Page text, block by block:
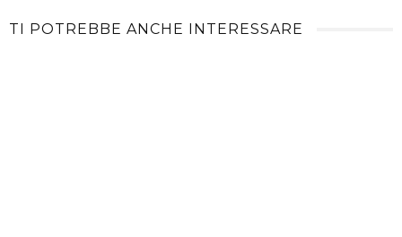
TI POTREBBE ANCHE INTERESSARE